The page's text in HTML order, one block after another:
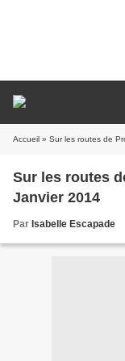
Accueil » Sur les routes de
Sur les routes
Janvier 2014
Par Isabelle Escapade